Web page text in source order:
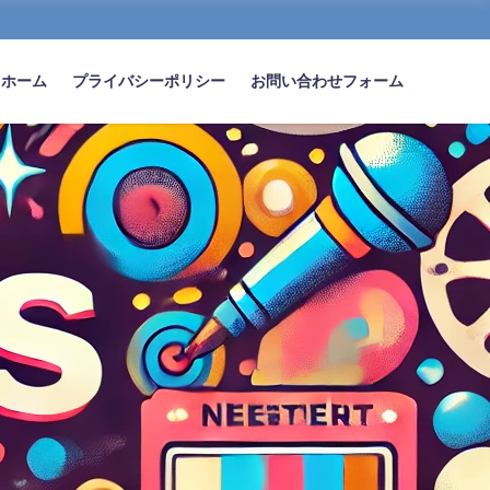
ホーム プライバシーポリシー お問い合わせフォーム